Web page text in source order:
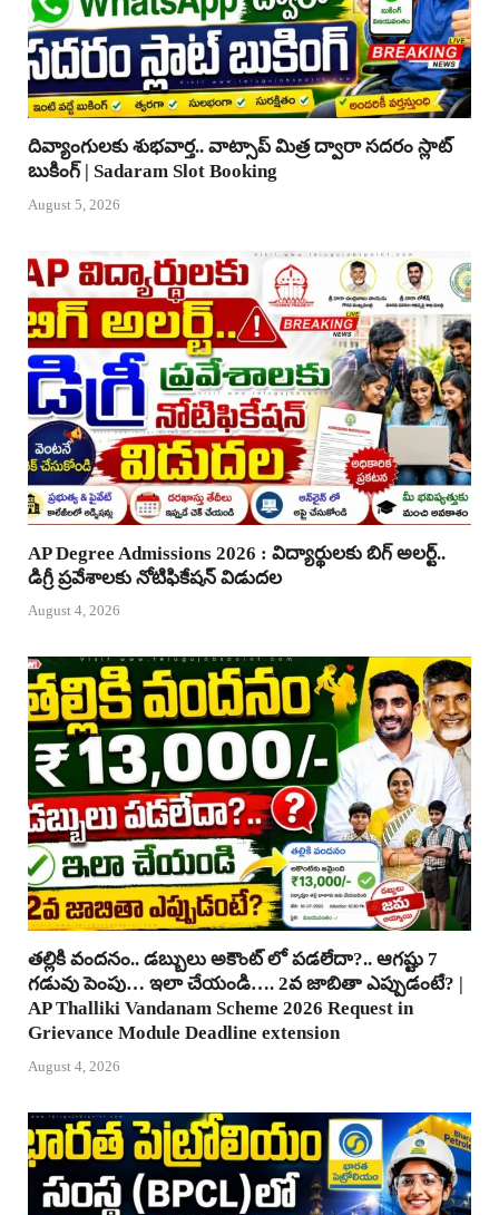
దివ్యాంగులకు శుభవార్త.. వాట్సాప్ మిత్ర ద్వారా సదరం స్లాట్
బుకింగ్ | Sadaram Slot Booking
August 5, 2026
AP Degree Admissions 2026 : విద్యార్థులకు బిగ్ అలర్ట్..
డిగ్రీ ప్రవేశాలకు నోటిఫికేషన్ విడుదల
August 4, 2026
తల్లికి వందనం.. డబ్బులు అకౌంట్ లో పడలేదా?.. ఆగష్టు 7
గడువు పెంపు… ఇలా చేయండి…. 2వ జాబితా ఎప్పుడంటే? |
AP Thalliki Vandanam Scheme 2026 Request in
Grievance Module Deadline extension
August 4, 2026